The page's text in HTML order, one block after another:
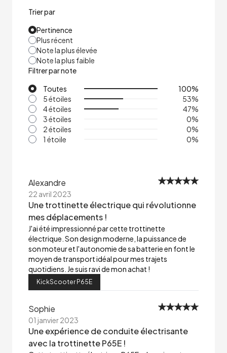
Trier par
Pertinence
Plus récent
Note la plus élevée
Note la plus faible
Filtrer par note
Toutes
100%
5 étoiles
53%
4 étoiles
47%
3 étoiles
0%
2 étoiles
0%
1 étoile
0%
Alexandre
22 avril 2023
Une trottinette électrique qui révolutionne
mes déplacements !
J'ai été impressionné par cette trottinette
électrique. Son design moderne, la puissance de
son moteur et l'autonomie de sa batterie en font le
moyen de transport idéal pour mes trajets
quotidiens. Je suis ravi de mon achat !
KickScooter P65E
Sophie
01 janvier 2023
Une expérience de conduite électrisante
avec la trottinette P65E !